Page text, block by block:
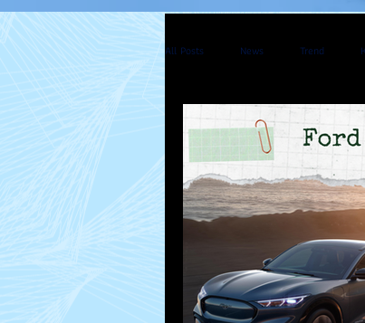
All Posts News Trend
Mac Pro Apple Watch
MacUp Studio Repair Jobs